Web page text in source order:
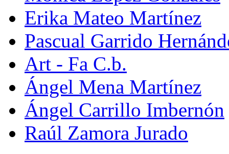
Erika Mateo Martínez
Pascual Garrido
Art - Fa C.b.
Ángel Mena Martínez
Ángel Carrillo Imbernón
Raúl Zamora Jurado